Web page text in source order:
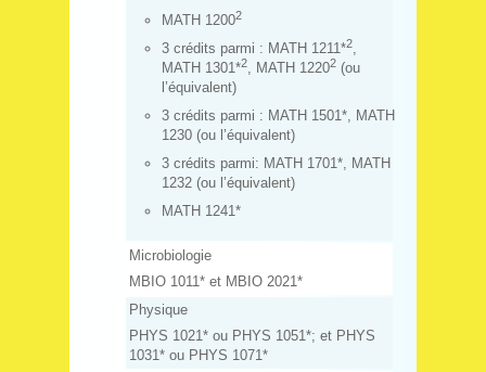
MATH 12002
3 crédits parmi : MATH 1211*2
MATH 1301*2 , MATH 12202 (ou
l’équivalent)
3 crédits parmi : MATH 1501*, MATH
1230 (ou l’équivalent)
3 crédits parmi: MATH 1701*, MATH
1232 (ou l’équivalent)
MATH 1241*
Microbiologie
MBIO 1011* et MBIO 2021*
Physique
PHYS 1021* ou PHYS 1051*; et PHYS
1031* ou PHYS 1071*